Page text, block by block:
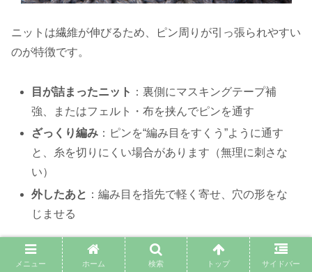
ニットは繊維が伸びるため、ピン周りが引っ張られやすい
のが特徴です。
目が詰まったニット ：裏側にマスキングテープ補
強、またはフェルト・布を挟んでピンを通す
ざっくり編み ：ピンを“編み目をすくう”ように通す
と、糸を切りにくい場合があります（無理に刺さな
い）
外したあと ：編み目を指先で軽く寄せ、穴の形をな
じませる
薄手Tシャツ・シャツ・ブラウスの場合
メニュー ホーム 検索 トップ サイドバー